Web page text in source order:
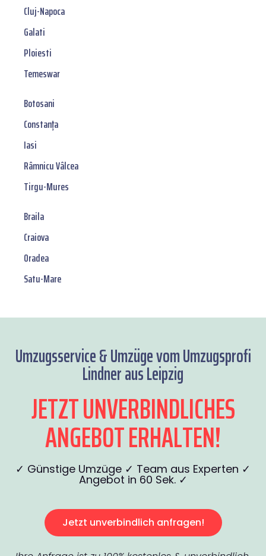
Cluj-Napoca
Galati
Ploiesti
Temeswar
Botosani
Constanța
Iasi
Râmnicu Vâlcea
Tirgu-Mures
Braila
Craiova
Oradea
Satu-Mare
Umzugsservice & Umzüge vom Umzugsprofi
Lindner aus Leipzig
JETZT UNVERBINDLICHES
ANGEBOT ERHALTEN!
✓ Günstige Umzüge ✓ Team aus Experten ✓
Angebot in 60 Sek. ✓
Jetzt unverbindlich anfragen!